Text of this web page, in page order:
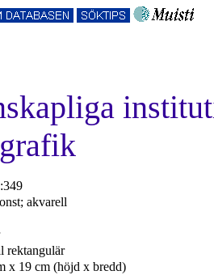
akvarell
rektangulär
x 19 cm (höjd x bredd)